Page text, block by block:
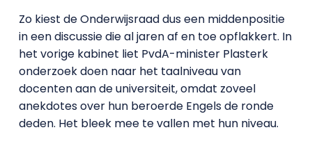
Zo kiest de Onderwijsraad dus een middenpositie
in een discussie die al jaren af en toe opflakkert. In
het vorige kabinet liet PvdA-minister Plasterk
onderzoek doen naar het taalniveau van
docenten aan de universiteit, omdat zoveel
anekdotes over hun beroerde Engels de ronde
deden. Het bleek mee te vallen met hun niveau.